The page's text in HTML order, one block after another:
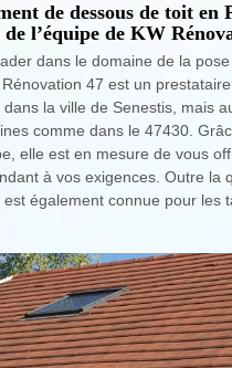
de dessous de toit en
de l’équipe de KW
dans le domaine de la
47 est un
la ville de Senestis, mais
comme dans le 47430.
elle est en mesure de vous
à vos exigences. Outre la
également connue pour les